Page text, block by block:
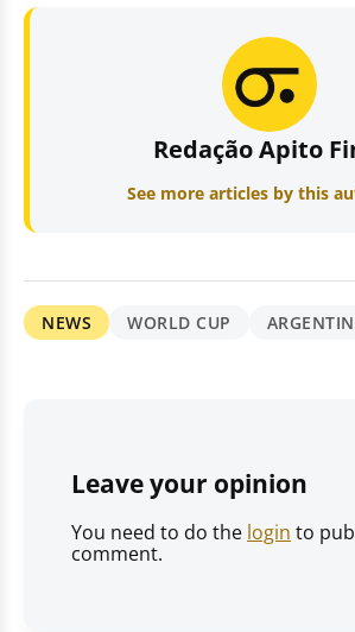
Redação Apito
See more articles by this
NEWS WORLD CUP
Leave your opinion
You need to do the login to
comment.